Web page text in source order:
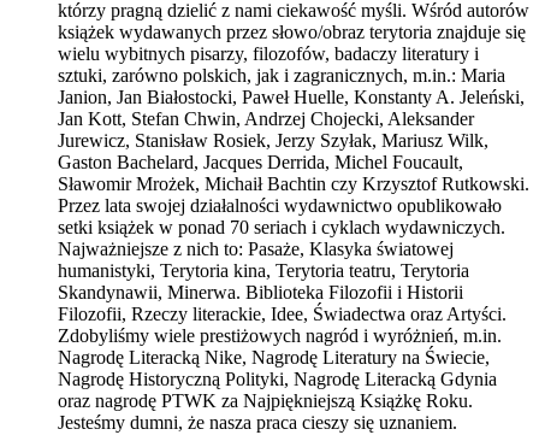
którzy pragną dzielić z nami ciekawość myśli. Wśród autorów
książek wydawanych przez słowo/obraz terytoria znajduje się
wielu wybitnych pisarzy, filozofów, badaczy literatury i
sztuki, zarówno polskich, jak i zagranicznych, m.in.: Maria
Janion, Jan Białostocki, Paweł Huelle, Konstanty A. Jeleński,
Jan Kott, Stefan Chwin, Andrzej Chojecki, Aleksander
Jurewicz, Stanisław Rosiek, Jerzy Szyłak, Mariusz Wilk,
Gaston Bachelard, Jacques Derrida, Michel Foucault,
Sławomir Mrożek, Michaił Bachtin czy Krzysztof Rutkowski.
Przez lata swojej działalności wydawnictwo opublikowało
setki książek w ponad 70 seriach i cyklach wydawniczych.
Najważniejsze z nich to: Pasaże, Klasyka światowej
humanistyki, Terytoria kina, Terytoria teatru, Terytoria
Skandynawii, Minerwa. Biblioteka Filozofii i Historii
Filozofii, Rzeczy literackie, Idee, Świadectwa oraz Artyści.
Zdobyliśmy wiele prestiżowych nagród i wyróżnień, m.in.
Nagrodę Literacką Nike, Nagrodę Literatury na Świecie,
Nagrodę Historyczną Polityki, Nagrodę Literacką Gdynia
oraz nagrodę PTWK za Najpiękniejszą Książkę Roku.
Jesteśmy dumni, że nasza praca cieszy się uznaniem.